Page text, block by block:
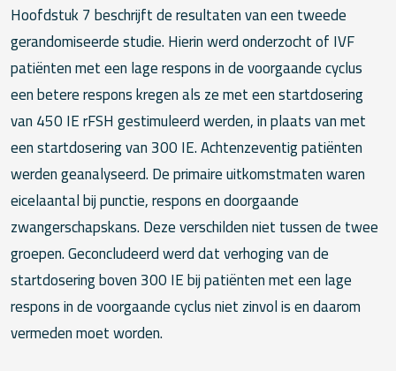
Hoofdstuk 7 beschrijft de resultaten van een tweede
gerandomiseerde studie. Hierin werd onderzocht of IVF
patiënten met een lage respons in de voorgaande cyclus
een betere respons kregen als ze met een startdosering
van 450 IE rFSH gestimuleerd werden, in plaats van met
een startdosering van 300 IE. Achtenzeventig patiënten
werden geanalyseerd. De primaire uitkomstmaten waren
eicelaantal bij punctie, respons en doorgaande
zwangerschapskans. Deze verschilden niet tussen de twee
groepen. Geconcludeerd werd dat verhoging van de
startdosering boven 300 IE bij patiënten met een lage
respons in de voorgaande cyclus niet zinvol is en daarom
vermeden moet worden.